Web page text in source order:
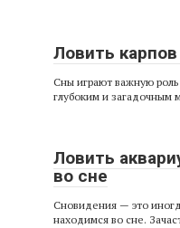
Ловить
Сны играют важную
глубоким и загадочным
Ловить
во сне
Сновидения — это
находимся во сне.